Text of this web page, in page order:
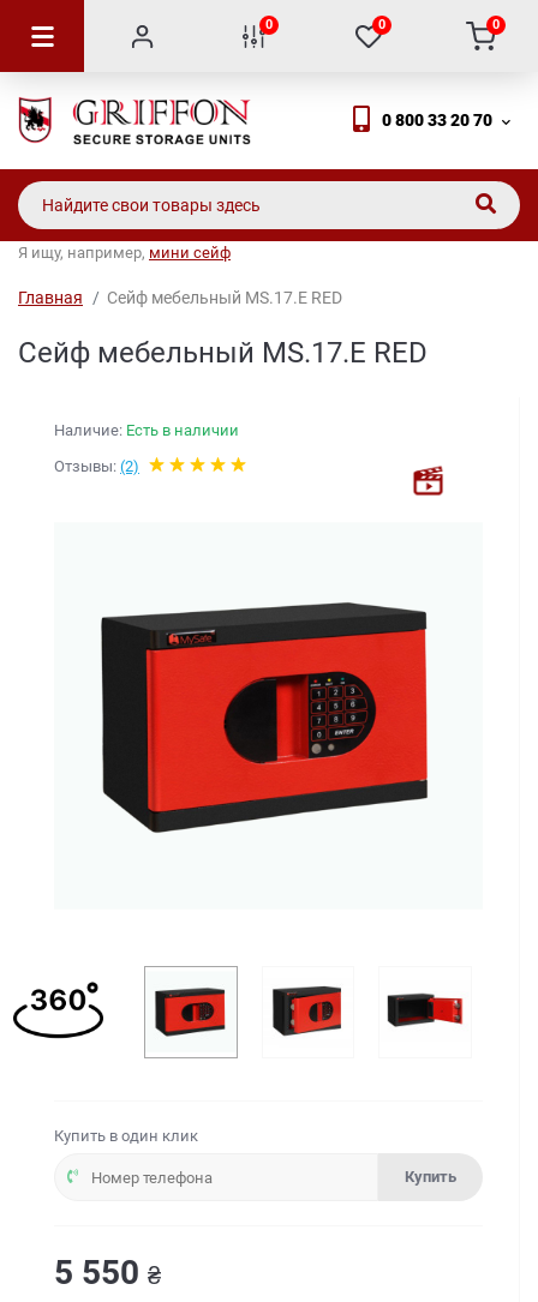
0 0 0
0 800 33 20 70
Я ищу, например, мини сейф
Главная Сейф мебельный MS.17.Е RED
Сейф мебельный MS.17.Е RED
Наличие: Есть в наличии
Отзывы: (2)
Купить в один клик
Купить
5 550 ₴